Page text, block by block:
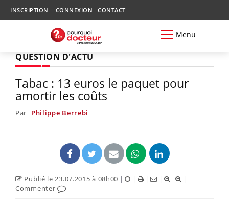
INSCRIPTION CONNEXION CONTACT
Menu
QUESTION D'ACTU
Tabac : 13 euros le paquet pour
amortir les coûts
Par Philippe Berrebi
Publié le 23.07.2015 à 08h00 | | | |
|
Commenter